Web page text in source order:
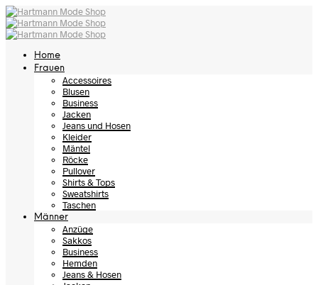
Home
Frauen
Accessoires
Blusen
Business
Jacken
Jeans und Hosen
Kleider
Mäntel
Röcke
Pullover
Shirts & Tops
Sweatshirts
Taschen
Männer
Anzüge
Sakkos
Business
Hemden
Jeans & Hosen